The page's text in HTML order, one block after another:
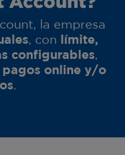
la empresa
, con límite,
configurables,
pagos online y/o
.